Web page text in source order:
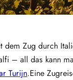
dem Zug durch
– all das kann
Turijn.Eine